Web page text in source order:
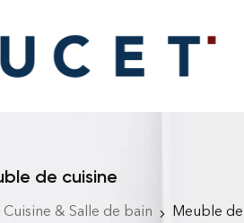
de cuisine
Cuisine & Salle de bain
Meuble de